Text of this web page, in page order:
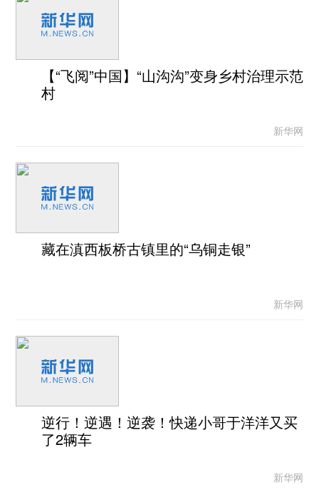
【“飞阅”中国】“山沟沟”变身乡村治理示范
村
新华网
藏在滇西板桥古镇里的“乌铜走银”
新华网
逆行！逆遇！逆袭！快递小哥于洋洋又买
了2辆车
新华网